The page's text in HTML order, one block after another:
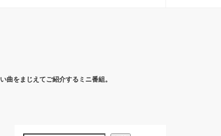
曲をまじえてご紹介するミニ番組。